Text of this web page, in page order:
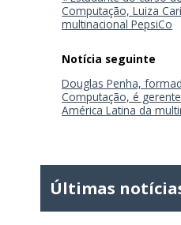
Computação, Luiza
multinacional PepsiCo
Douglas Penha,
Computação, é
América Latina da
Últimas